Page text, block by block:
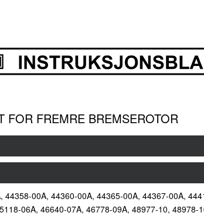
FOR FREMRE BREMSEROTOR
00A, 44360-00A, 44365-00A, 44367-00A,
06A, 46640-07A, 46778-09A, 48977-10,